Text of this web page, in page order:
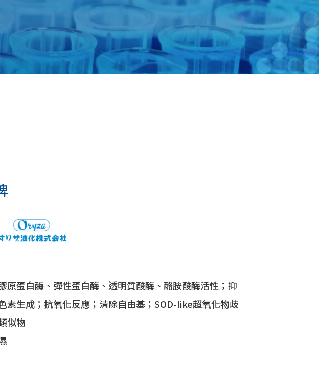
原蛋白酶、彈性蛋白酶、透明質酸酶、酪胺酸酶活性；抑
素生成；抗氧化反應；清除自由基；SOD-like超氧化物歧
似物